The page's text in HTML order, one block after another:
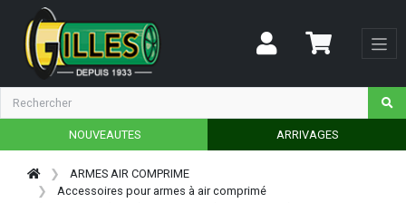
NOUVEAUTES ARRIVAGES
ARMES AIR COMPRIME
Accessoires pour armes à air comprimé